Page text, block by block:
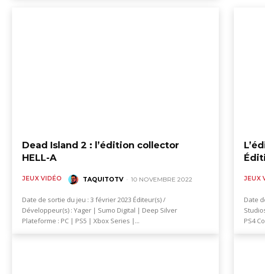
Dead Island 2 : l’édition collector
HELL-A
JEUX VIDÉO TAQUITOTV - 10 NOVEMBRE 2022
Date de sortie du jeu : 3 février 2023 Éditeur(s) /
Développeur(s) : Yager | Sumo Digital | Deep Silver
Plateforme : PC | PS5 | Xbox Series |...
JEUX
Date